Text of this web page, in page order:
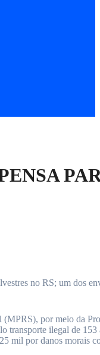
no RS; um dos
por meio da
transporte ilegal de
mil por danos morais